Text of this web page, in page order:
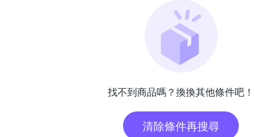
找不到商品嗎？換換其他條件吧！
清除條件再搜尋